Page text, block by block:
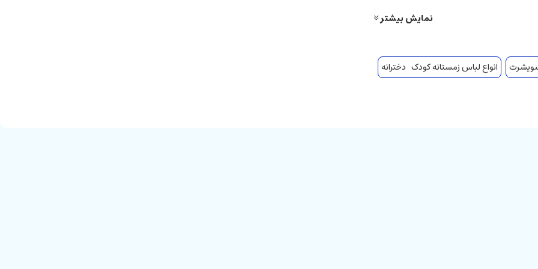
نمایش بیشتر
سویشرت انواع لباس زمستانه کودک دخترانه